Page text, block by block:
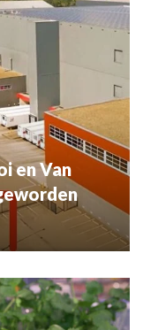
en Van